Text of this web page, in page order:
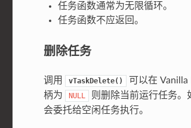
任务函数通常为无限循环。
任务函数不应返回。
删除任务
调用 vTaskDelete()
可以在
柄为
NULL
则删除当前运行任务。
会委托给空闲任务执行。